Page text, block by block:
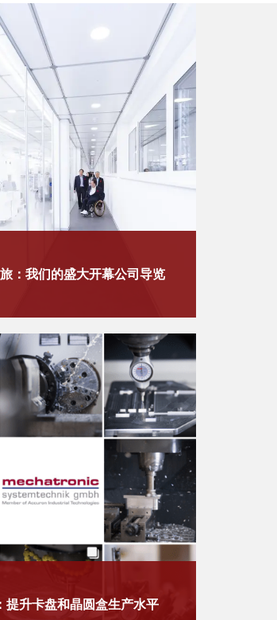
：我们的盛大开幕公司导览
提升卡盘和晶圆盒生产水平